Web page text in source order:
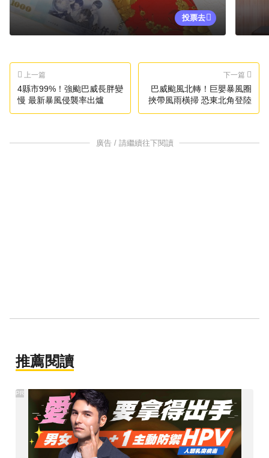
投票去
上一篇
4縣市99%！強颱巴威長胖變
慢 最新暴風侵襲率出爐
下一篇
巴威颱風北轉！巨嬰暴風圈
挾帶風雨橫掃 恐東北角登陸
廣告 / 請繼續往下閱讀
推薦閱讀
PR